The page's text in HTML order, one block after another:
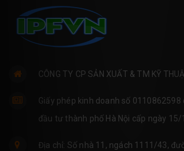
CÔNG TY CP SẢN XUẤT & TM KỸ
Giấy phép kinh doanh số 0110862598
đầu tư thành phố Hà Nội cấp ngày
Địa chỉ: Số nhà 11, ngách 1111/43,